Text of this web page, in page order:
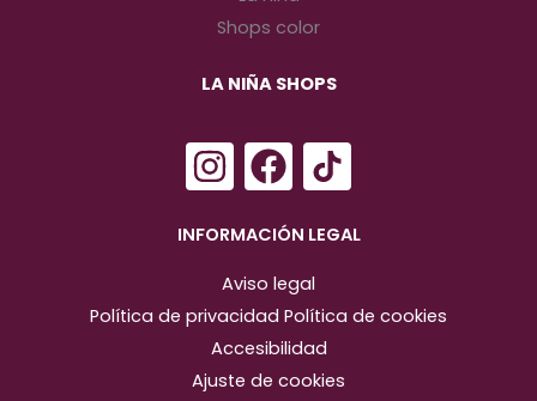
LA NIÑA SHOPS
I
n
s
a
g
r
F
a
c
e
b
o
o
INFORMACIÓN LEGAL
Aviso legal
Política de privacidad Política de cookies
Accesibilidad
Ajuste de cookies